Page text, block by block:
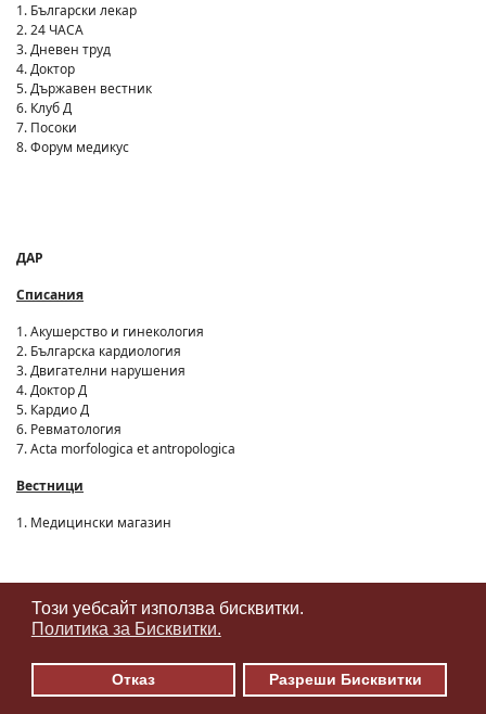
Този уебсайт използва бисквитки.
Политика за Бисквитки.
Отказ Разреши Бисквитки
1. Български лекар
2. 24 ЧАСА
3. Дневен труд
4. Доктор
5. Държавен вестник
6. Клуб Д
7. Посоки
8. Форум медикус
ДАР
Списания
1. Акушерство и гинекология
2. Българска кардиология
3. Двигателни нарушения
4. Доктор Д
5. Кардио Д
6. Ревматология
7. Acta morfologica et antropologica
Вестници
1. Медицински магазин
АБОНИРАНИ ОН-ЛАЙН БАЗИ ДАННИ
ACADEMICSEARCHPREMIER.OnlineDatabasesfor Academic
Libraries. EBSCOhost